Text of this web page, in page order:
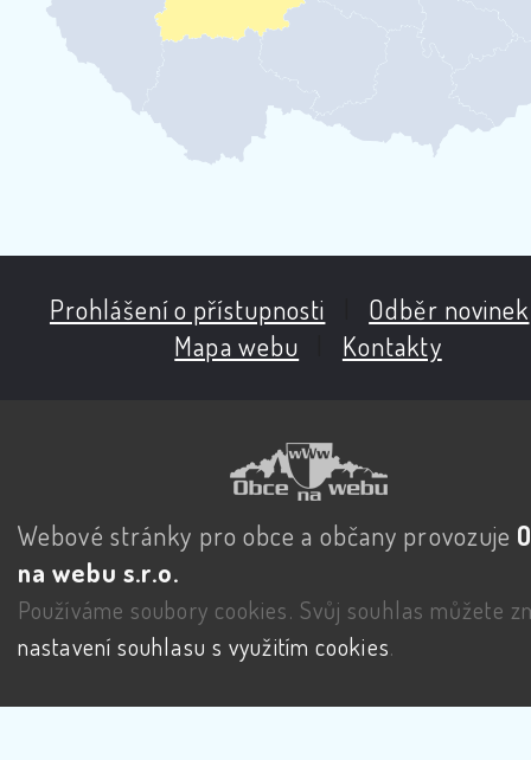
Prohlášení o přístupnosti Odběr novinek
Mapa webu
Kontakty
Webové stránky pro obce a občany provozuje
na webu s.r.o.
Používáme soubory cookies. Svůj souhlas můžete
nastavení souhlasu s využitím cookies.